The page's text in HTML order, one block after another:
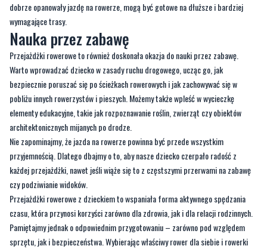
Długość trasy powinna być dostosowana do wieku i wytrzymałości dziecka.
Młodsze dzieci mogą szybko się zmęczyć, dlatego lepiej planować krótsze trasy
z możliwością przerwy na odpoczynek lub zabawę. Starsze dzieci, które już
dobrze opanowały jazdę na rowerze, mogą być gotowe na dłuższe i bardziej
wymagające trasy.
Nauka przez zabawę
Przejażdżki rowerowe to również doskonała okazja do nauki przez zabawę.
Warto wprowadzać dziecko w zasady ruchu drogowego, ucząc go, jak
bezpiecznie poruszać się po ścieżkach rowerowych i jak zachowywać się w
pobliżu innych rowerzystów i pieszych. Możemy także wpleść w wycieczkę
elementy edukacyjne, takie jak rozpoznawanie roślin, zwierząt czy obiektów
architektonicznych mijanych po drodze.
Nie zapominajmy, że jazda na rowerze powinna być przede wszystkim
przyjemnością. Dlatego dbajmy o to, aby nasze dziecko czerpało radość z
każdej przejażdżki, nawet jeśli wiąże się to z częstszymi przerwami na zabawę
czy podziwianie widoków.
Przejażdżki rowerowe z dzieckiem to wspaniała forma aktywnego spędzania